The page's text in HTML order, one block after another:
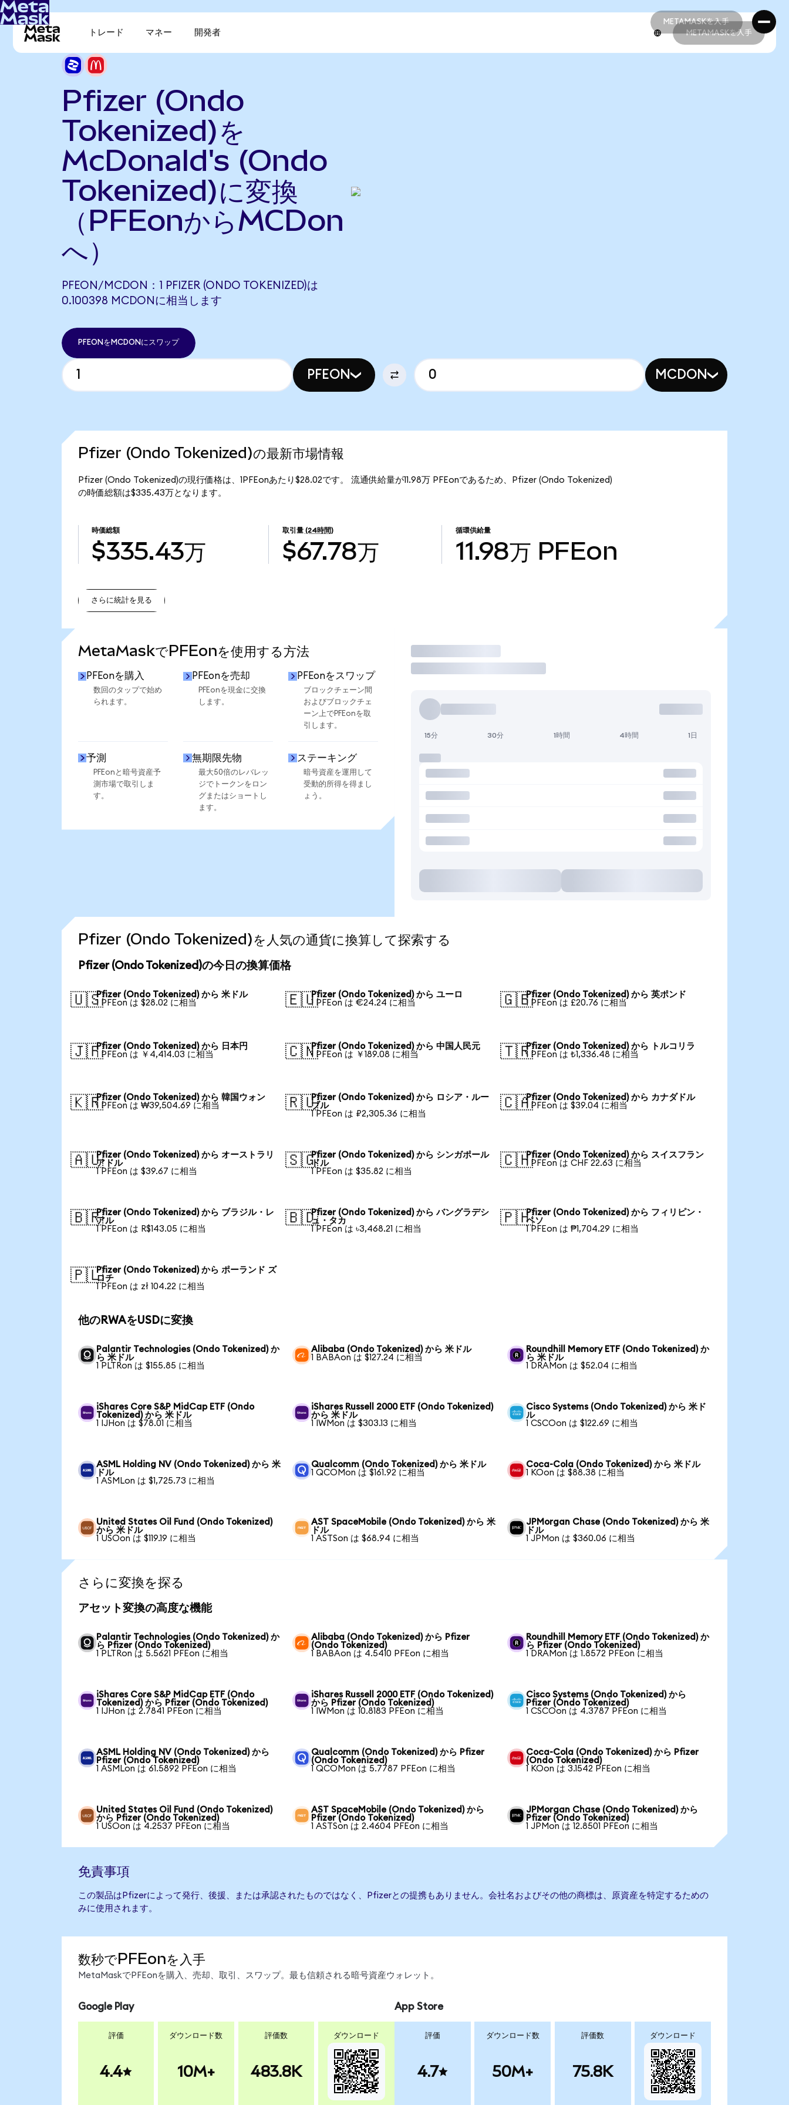
METAMASKを入手
METAMASKを入手
トレード マネー 開発者 METAMASKを入手
Pfizer (Ondo
Tokenized)を
McDonald's (Ondo
Tokenized)に変換
（PFEonからMCDon
へ）
PFEON/MCDON：1 PFIZER (ONDO TOKENIZED)は
0.100398 MCDONに相当します
PFEONをMCDONにスワップ
PFEON MCDON
Pfizer (Ondo Tokenized)の最新市場情報
Pfizer (Ondo Tokenized)の現行価格は、1PFEonあたり$28.02です。 流通供給量が11.98万 PFEonであるため、Pfizer (Ondo Tokenized)
の時価総額は$335.43万となります。
時価総額
$335.43万
取引量 (24時間)
$67.78万
循環供給量
11.98万 PFEon
さらに統計を見る
MetaMaskでPFEonを使用する方法
PFEonを購入
数回のタップで始め
られます。
PFEonを売却
PFEonを現金に交換
します。
PFEonをスワップ
ブロックチェーン間
およびブロックチェ
ーン上でPFEonを取
引します。
予測
PFEonと暗号資産予
測市場で取引しま
す。
無期限先物
最大50倍のレバレッ
ジでトークンをロン
グまたはショートし
ます。
ステーキング
暗号資産を運用して
受動的所得を得まし
ょう。
取引
15分 30分 1時間 4時間 1日
Pfizer (Ondo Tokenized)を人気の通貨に換算して探索する
Pfizer (Ondo Tokenized)の今日の換算価格
🇺🇸Pfizer (Ondo Tokenized) から 米ドル
1 PFEon は $28.02 に相当
🇪🇺Pfizer (Ondo Tokenized) から ユーロ
1 PFEon は €24.24 に相当
🇬🇧Pfizer (Ondo Tokenized) から 英ポンド
1 PFEon は £20.76 に相当
🇯🇵Pfizer (Ondo Tokenized) から 日本円
1 PFEon は ￥4,414.03 に相当
🇨🇳Pfizer (Ondo Tokenized) から 中国人民元
1 PFEon は ￥189.08 に相当
🇹🇷Pfizer (Ondo Tokenized) から トルコリラ
1 PFEon は ₺1,336.48 に相当
🇰🇷Pfizer (Ondo Tokenized) から 韓国ウォン
1 PFEon は ₩39,504.69 に相当
🇷🇺Pfizer (Ondo Tokenized) から ロシア・ルー
ブル
1 PFEon は ₽2,305.36 に相当
🇨🇦Pfizer (Ondo Tokenized) から カナダドル
1 PFEon は $39.04 に相当
🇦🇺Pfizer (Ondo Tokenized) から オーストラリ
アドル
1 PFEon は $39.67 に相当
🇸🇬Pfizer (Ondo Tokenized) から シンガポール
ドル
1 PFEon は $35.82 に相当
🇨🇭Pfizer (Ondo Tokenized) から スイスフラン
1 PFEon は CHF 22.63 に相当
🇧🇷Pfizer (Ondo Tokenized) から ブラジル・レ
アル
1 PFEon は R$143.05 に相当
🇧🇩Pfizer (Ondo Tokenized) から バングラデシ
ュ・タカ
1 PFEon は ৳3,468.21 に相当
🇵🇭Pfizer (Ondo Tokenized) から フィリピン・
ペソ
1 PFEon は ₱1,704.29 に相当
🇵🇱Pfizer (Ondo Tokenized) から ポーランド ズ
ロチ
1 PFEon は zł 104.22 に相当
他のRWAをUSDに変換
Palantir Technologies (Ondo Tokenized) か
ら 米ドル
1 PLTRon は $155.85 に相当
Alibaba (Ondo Tokenized) から 米ドル
1 BABAon は $127.24 に相当
Roundhill Memory ETF (Ondo Tokenized) か
ら 米ドル
1 DRAMon は $52.04 に相当
iShares Core S&P MidCap ETF (Ondo
Tokenized) から 米ドル
1 IJHon は $78.01 に相当
iShares Russell 2000 ETF (Ondo Tokenized)
から 米ドル
1 IWMon は $303.13 に相当
Cisco Systems (Ondo Tokenized) から 米ド
ル
1 CSCOon は $122.69 に相当
ASML Holding NV (Ondo Tokenized) から 米
ドル
1 ASMLon は $1,725.73 に相当
Qualcomm (Ondo Tokenized) から 米ドル
1 QCOMon は $161.92 に相当
Coca-Cola (Ondo Tokenized) から 米ドル
1 KOon は $88.38 に相当
United States Oil Fund (Ondo Tokenized)
から 米ドル
1 USOon は $119.19 に相当
AST SpaceMobile (Ondo Tokenized) から 米
ドル
1 ASTSon は $68.94 に相当
JPMorgan Chase (Ondo Tokenized) から 米
ドル
1 JPMon は $360.06 に相当
さらに変換を探る
アセット変換の高度な機能
Palantir Technologies (Ondo Tokenized) か
ら Pfizer (Ondo Tokenized)
1 PLTRon は 5.5621 PFEon に相当
Alibaba (Ondo Tokenized) から Pfizer
(Ondo Tokenized)
1 BABAon は 4.5410 PFEon に相当
Roundhill Memory ETF (Ondo Tokenized) か
ら Pfizer (Ondo Tokenized)
1 DRAMon は 1.8572 PFEon に相当
iShares Core S&P MidCap ETF (Ondo
Tokenized) から Pfizer (Ondo Tokenized)
1 IJHon は 2.7841 PFEon に相当
iShares Russell 2000 ETF (Ondo Tokenized)
から Pfizer (Ondo Tokenized)
1 IWMon は 10.8183 PFEon に相当
Cisco Systems (Ondo Tokenized) から
Pfizer (Ondo Tokenized)
1 CSCOon は 4.3787 PFEon に相当
ASML Holding NV (Ondo Tokenized) から
Pfizer (Ondo Tokenized)
1 ASMLon は 61.5892 PFEon に相当
Qualcomm (Ondo Tokenized) から Pfizer
(Ondo Tokenized)
1 QCOMon は 5.7787 PFEon に相当
Coca-Cola (Ondo Tokenized) から Pfizer
(Ondo Tokenized)
1 KOon は 3.1542 PFEon に相当
United States Oil Fund (Ondo Tokenized)
から Pfizer (Ondo Tokenized)
1 USOon は 4.2537 PFEon に相当
AST SpaceMobile (Ondo Tokenized) から
Pfizer (Ondo Tokenized)
1 ASTSon は 2.4604 PFEon に相当
JPMorgan Chase (Ondo Tokenized) から
Pfizer (Ondo Tokenized)
1 JPMon は 12.8501 PFEon に相当
免責事項
この製品はPfizerによって発行、後援、または承認されたものではなく、Pfizerとの提携もありません。会社名およびその他の商標は、原資産を特定するための
みに使用されます。
数秒でPFEonを入手
MetaMaskでPFEonを購入、売却、取引、スワップ。最も信頼される暗号資産ウォレット。
Google Play
評価
4.4
ダウンロード数
10M+
評価数
483.8K
ダウンロード
App Store
評価
4.7
ダウンロード数
50M+
評価数
75.8K
ダウンロード